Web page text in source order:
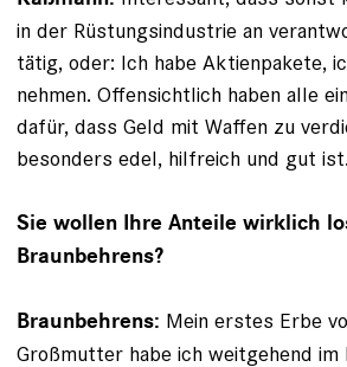
in der Rüs­tungsindustrie an
tätig, oder: Ich habe Aktienpakete,
nehmen. Offensichtlich haben alle
dafür, dass Geld mit Waffen zu
besonders edel, hilfreich und gut ist.
Sie wollen Ihre Anteile wirklich
Braunbehrens?
Braunbehrens: Mein erstes Erbe
Großmutter habe ich weitgehend im